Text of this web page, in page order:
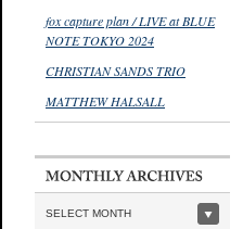
fox capture plan / LIVE at BLUE
NOTE TOKYO 2024
CHRISTIAN SANDS TRIO
MATTHEW HALSALL
SELECT MONTH